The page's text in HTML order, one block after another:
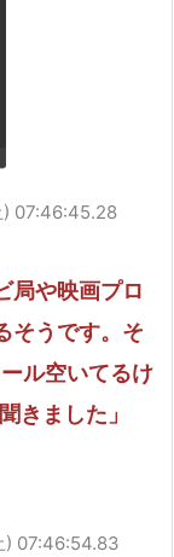
07:46:45.28
局や映画プロ
そうです。そ
ル空いてるけ
きました」
) 07:46:54.83